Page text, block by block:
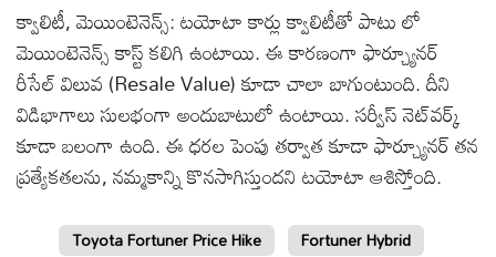
క్వాలిటీ, మెయింటెనెన్స్: టయోటా కార్లు క్వాలిటీతో పాటు లో
మెయింటెనెన్స్ కాస్ట్ కలిగి ఉంటాయి. ఈ కారణంగా ఫార్చ్యూనర్
రీసేల్ విలువ (Resale Value) కూడా చాలా బాగుంటుంది. దీని
విడిభాగాలు సులభంగా అందుబాటులో ఉంటాయి. సర్వీస్ నెట్‌వర్క్
కూడా బలంగా ఉంది. ఈ ధరల పెంపు తర్వాత కూడా ఫార్చ్యూనర్ తన
ప్రత్యేకతలను, నమ్మకాన్ని కొనసాగిస్తుందని టయోటా ఆశిస్తోంది.
Toyota Fortuner Price Hike
Fortuner Hybrid